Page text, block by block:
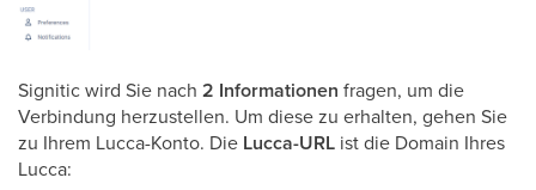
Signitic wird Sie nach 2 Informationen fragen, um die
Verbindung herzustellen. Um diese zu erhalten, gehen Sie
zu Ihrem Lucca-Konto. Die Lucca-URL ist die Domain Ihres
Lucca: